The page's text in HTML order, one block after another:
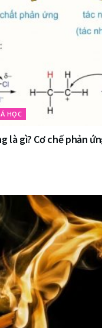
HỌC
là gì? Cơ chế phản